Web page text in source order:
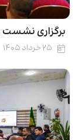
برگزاری نشست
۲۵ خرداد ۱۴۰۵